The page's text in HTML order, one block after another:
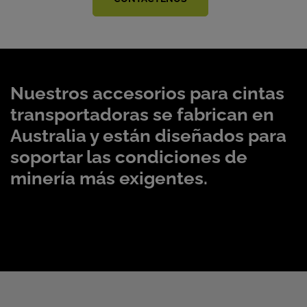
Nuestros accesorios para cintas
transportadoras se fabrican en
Australia y están diseñados para
soportar las condiciones de
minería más exigentes.